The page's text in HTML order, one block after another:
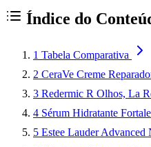
Índice do
1 Tabela Comparativa
2 CeraVe Creme
3 Redermic R Olhos, La
4 Sérum Hidratante
5 Estee Lauder